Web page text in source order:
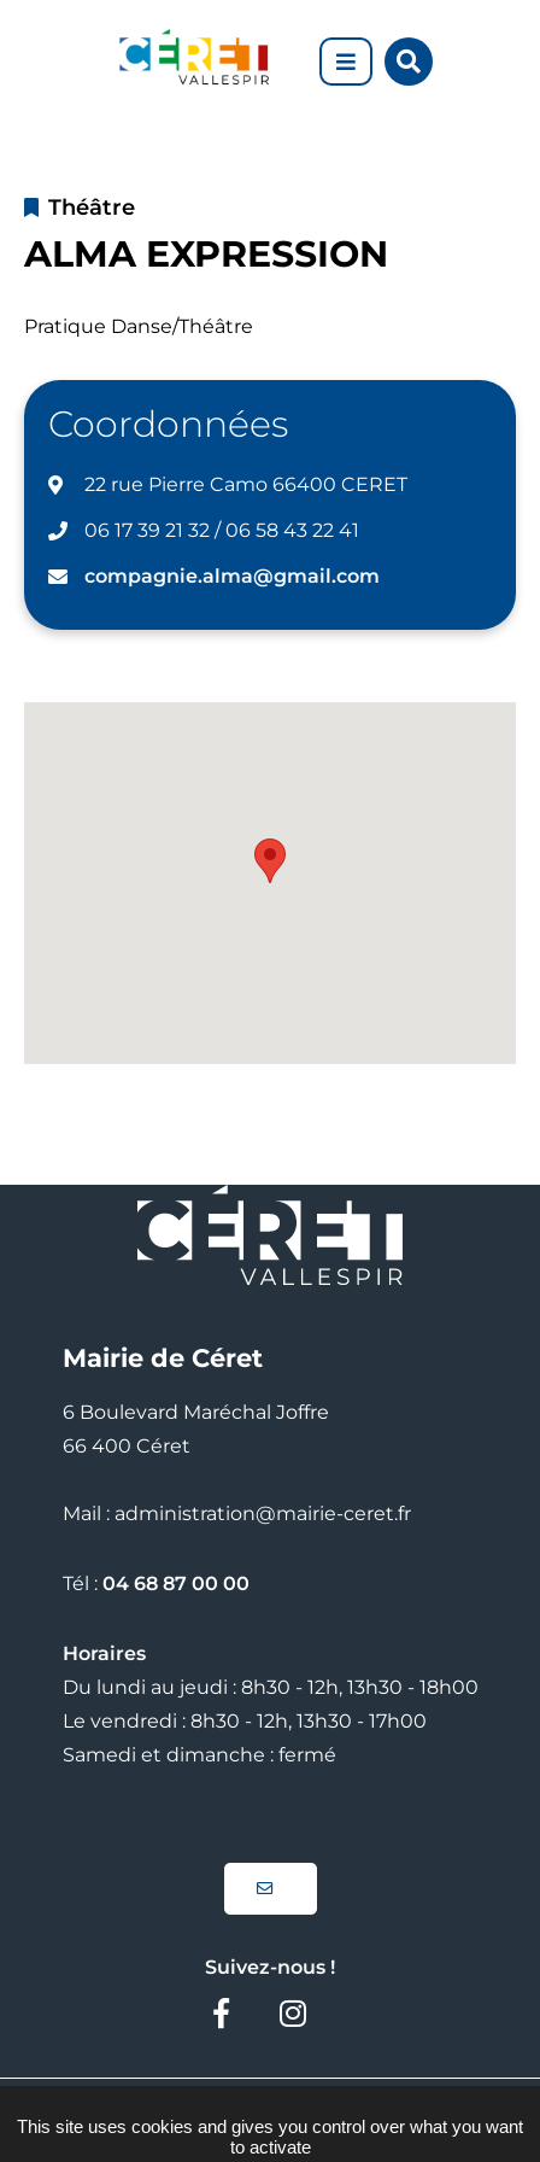
Aller à la recherche
sur
ALMA
EXPRESSION
Théâtre
ALMA EXPRESSION
Pratique Danse/Théâtre
Coordonnées
22 rue Pierre Camo 66400 CERET
06 17 39 21 32 / 06 58 43 22 41
compagnie.alma@gmail.com
Mairie de Céret
6 Boulevard Maréchal Joffre
66 400 Céret
Mail : administration@mairie-ceret.fr
Tél : 04 68 87 00 00
Horaires
Du lundi au jeudi : 8h30 - 12h, 13h30 - 18h00
Le vendredi : 8h30 - 12h, 13h30 - 17h00
Samedi et dimanche : fermé
Suivez-nous !
Facebook
Mentions légales
This site uses cookies and gives you control over what you want
to activate